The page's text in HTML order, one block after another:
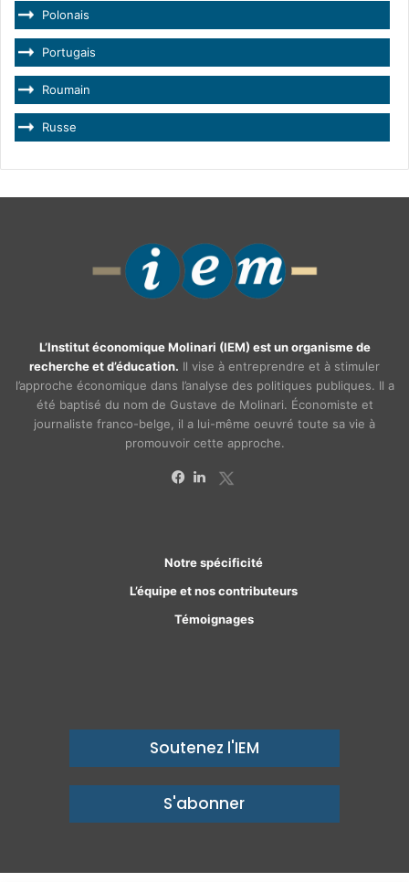
Polonais
Portugais
Roumain
Russe
L’Institut économique Molinari (IEM) est un organisme de
recherche et d’éducation. Il vise à entreprendre et à stimuler
l’approche économique dans l’analyse des politiques publiques. Il a
été baptisé du nom de Gustave de Molinari. Économiste et
journaliste franco-belge, il a lui-même oeuvré toute sa vie à
promouvoir cette approche.
Notre spécificité
L’équipe et nos contributeurs
Témoignages
Soutenez l'IEM
S'abonner